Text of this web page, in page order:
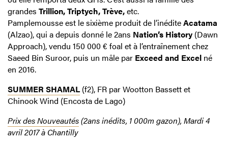
grandes Trillion, Triptych, Trève,etc.
Pamplemousse est le sixième produit de l’inéditeAcatama
(Alzao), qui a depuis donné le 2ans Nation’s History (Dawn
Approach), vendu 150 000 € foal et à l’entraînement chez
Saeed Bin Suroor, puis un mâle par Exceed and Excel né
en 2016.
SUMMER SHAMAL(f2), FR par Wootton Bassett et
Chinook Wind (Encosta de Lago)
Prix des Nouveautés(2ans inédits, 1 000m gazon), Mardi 4
avril 2017 à Chantilly